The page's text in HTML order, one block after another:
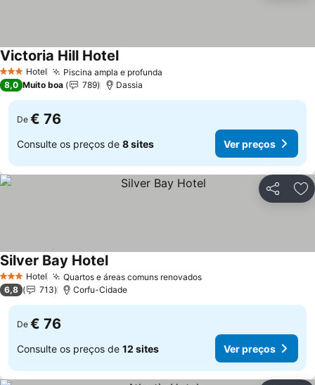
3 EstrelasHotel Piscina ampla e profunda
Victoria Hill Hotel
8,0 Muito boa 789 Dassia
De € 76
Consulte os preços de 8 sites Ver preços
Partilhar
3 EstrelasHotel Quartos e áreas comuns renovados
Silver Bay Hotel
6,8 713 Corfu-Cidade
De € 76
Consulte os preços de 12 sites Ver preços